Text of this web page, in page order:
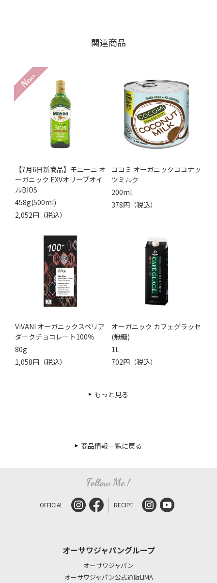
関連商品
【7月6日新商品】モニーニ オ
ーガニック EXVオリーブオイ
ルBIOS
458g(500ml)
2,052円（税込）
ココミ オーガニックココナッ
ツミルク
200ml
378円（税込）
ViVANI オーガニックスペリア
ダークチョコレート100％
80g
1,058円（税込）
オーガニック カフェグラッセ
(無糖)
1L
702円（税込）
もっと見る
商品情報一覧に戻る
OFFICIAL RECIPE
オーサワジャパングループ
オーサワジャパン
オーサワジャパン公式通販LIMA